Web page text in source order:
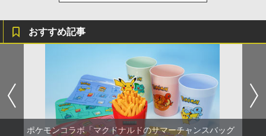
おすすめ記事
ポケモンコラボ「マクドナルドのサマーチャンスバッグ